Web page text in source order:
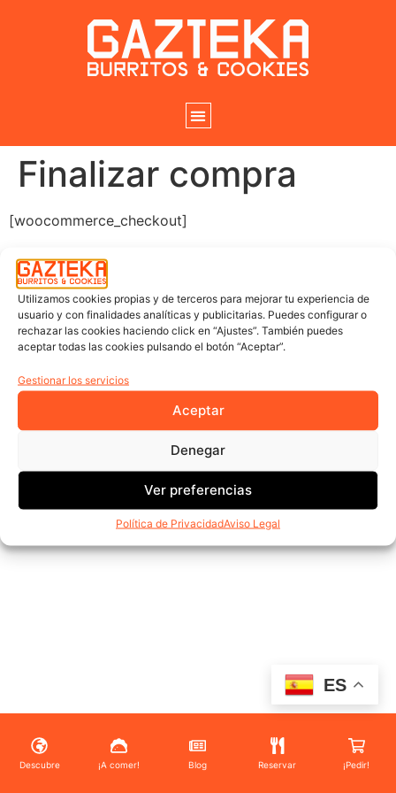
Utilizamos cookies propias y de terceros para mejorar tu experiencia de
usuario y con finalidades analíticas y publicitarias. Puedes configurar o
rechazar las cookies haciendo click en “Ajustes”. También puedes
aceptar todas las cookies pulsando el botón “Aceptar”.
Gestionar los servicios
Aceptar
Denegar
Ver preferencias
Política de PrivacidadAviso Legal
Finalizar compra
[woocommerce_checkout]
Descubre ¡A comer! Blog Reservar ¡Pedir!
ES